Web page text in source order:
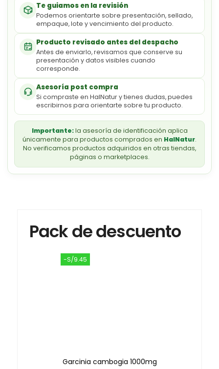
Te guiamos en la revisión
Podemos orientarte sobre presentación, sellado,
empaque, lote y vencimiento del producto.
Producto revisado antes del despacho
Antes de enviarlo, revisamos que conserve su
presentación y datos visibles cuando
corresponde.
Asesoría post compra
Si compraste en HalNatur y tienes dudas, puedes
escribirnos para orientarte sobre tu producto.
Importante:la asesoría de identificación aplica
únicamente para productos comprados en HalNatur.
No verificamos productos adquiridos en otras tiendas,
páginas o marketplaces.
Pack de descuento
-S/9.45
Garcinia cambogia 1000mg